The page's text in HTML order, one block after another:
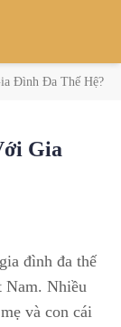
Đình Đa Thế Hệ?
Gia
đình đa thế
Nam. Nhiều
và con cái